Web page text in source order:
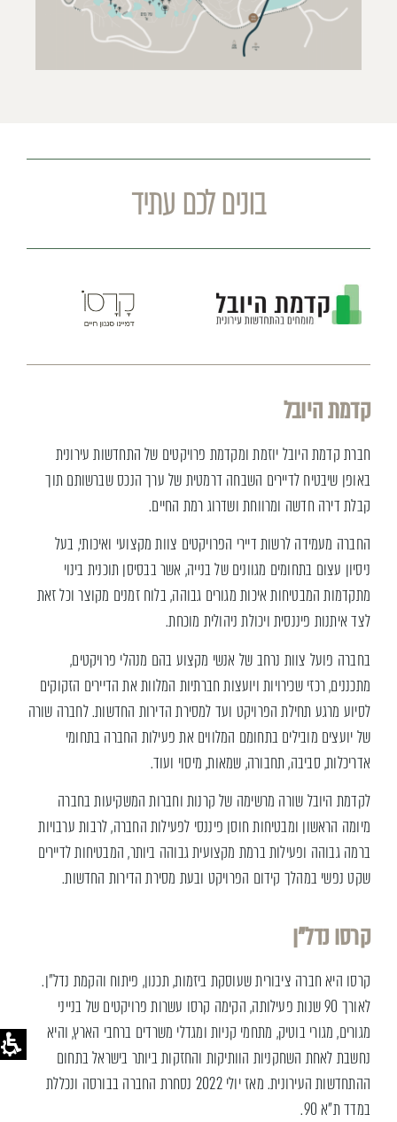
בונים לכם עתיד
קדמת היובל
חברת קדמת היובל יוזמת ומקדמת פרויקטים של התחדשות עירונית
באופן שיבטיח לדיירים השבחה דרמטית של ערך הנכס שברשותם תוך
קבלת דירה חדשה ומרווחת ושדרוג רמת החיים.
החברה מעמידה לרשות דיירי הפרויקטים צוות מקצועי ואיכותי, בעל
ניסיון עצום בתחומים מגוונים של בנייה, אשר בבסיסן תוכנית בינוי
מתקדמות המבטיחות איכות מגורים גבוהה, בלוח זמנים מקוצר וכל זאת
לצד איתנות פיננסית ויכולת ניהולית מוכחת.
בחברה פועל צוות נרחב של אנשי מקצוע בהם מנהלי פרויקטים,
מתכננים, רכזי שכירויות ויועצות חברתיות המלוות את הדיירים הזקוקים
לסיוע מרגע תחילת הפרויקט ועד למסירת הדירות החדשות. לחברה שורה
של יועצים מובילים בתחומם המלווים את פעילות החברה בתחומי
אדריכלות, סביבה, תחבורה, שמאות, מיסוי ועוד.
לקדמת היובל שורה מרשימה של קרנות וחברות המשקיעות בחברה
מיומה הראשון ומבטיחות חוסן פיננסי לפעילות החברה, לרבות ערבויות
ברמה גבוהה ופעילות ברמת מקצועית גבוהה ביותר, המבטיחות לדיירים
שקט נפשי במהלך קידום הפרויקט ובעת מסירת הדירות החדשות.
קרסו נדל"ן
קרסו היא חברה ציבורית שעוסקת ביזמות, תכנון, פיתוח והקמת נדל"ן.
לאורך 90 שנות פעילותה, הקימה קרסו עשרות פרויקטים של בנייני
מגורים, מגורי בוטיק, מתחמי קניות ומגדלי משרדים ברחבי הארץ, והיא
נחשבת לאחת השחקניות הוותיקות והחזקות ביותר בישראל בתחום
ההתחדשות העירונית. מאז יולי 2022 נסחרת החברה בבורסה ונכללת
במדד ת"א 90.